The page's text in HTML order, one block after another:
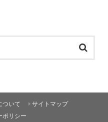
ついて
サイトマップ
ポリシー